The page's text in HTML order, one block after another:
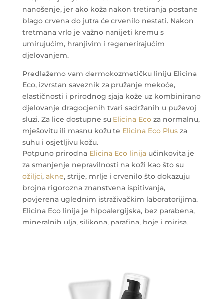
nanošenje, jer ako koža nakon tretiranja postane
blago crvena do jutra će crvenilo nestati. Nakon
tretmana vrlo je važno nanijeti kremu s
umirujućim, hranjivim i regenerirajućim
djelovanjem.
Predlažemo vam dermokozmetičku liniju Elicina
Eco, izvrstan saveznik za pružanje mekoće,
elastičnosti i prirodnog sjaja kože uz kombinirano
djelovanje dragocjenih tvari sadržanih u puževoj
sluzi. Za lice dostupne su Elicina Ecoza normalnu,
mješovitu ili masnu kožu te Elicina Eco Plusza
suhu i osjetljivu kožu.
Potpuno prirodna Elicina Eco linijaučinkovita je
za smanjenje nepravilnosti na koži kao što su
ožiljci, akne, strije, mrlje i crvenilo što dokazuju
brojna rigorozna znanstvena ispitivanja,
povjerena uglednim istraživačkim laboratorijima.
Elicina Eco linija je hipoalergijska, bez parabena,
mineralnih ulja, silikona, parafina, boje i mirisa.